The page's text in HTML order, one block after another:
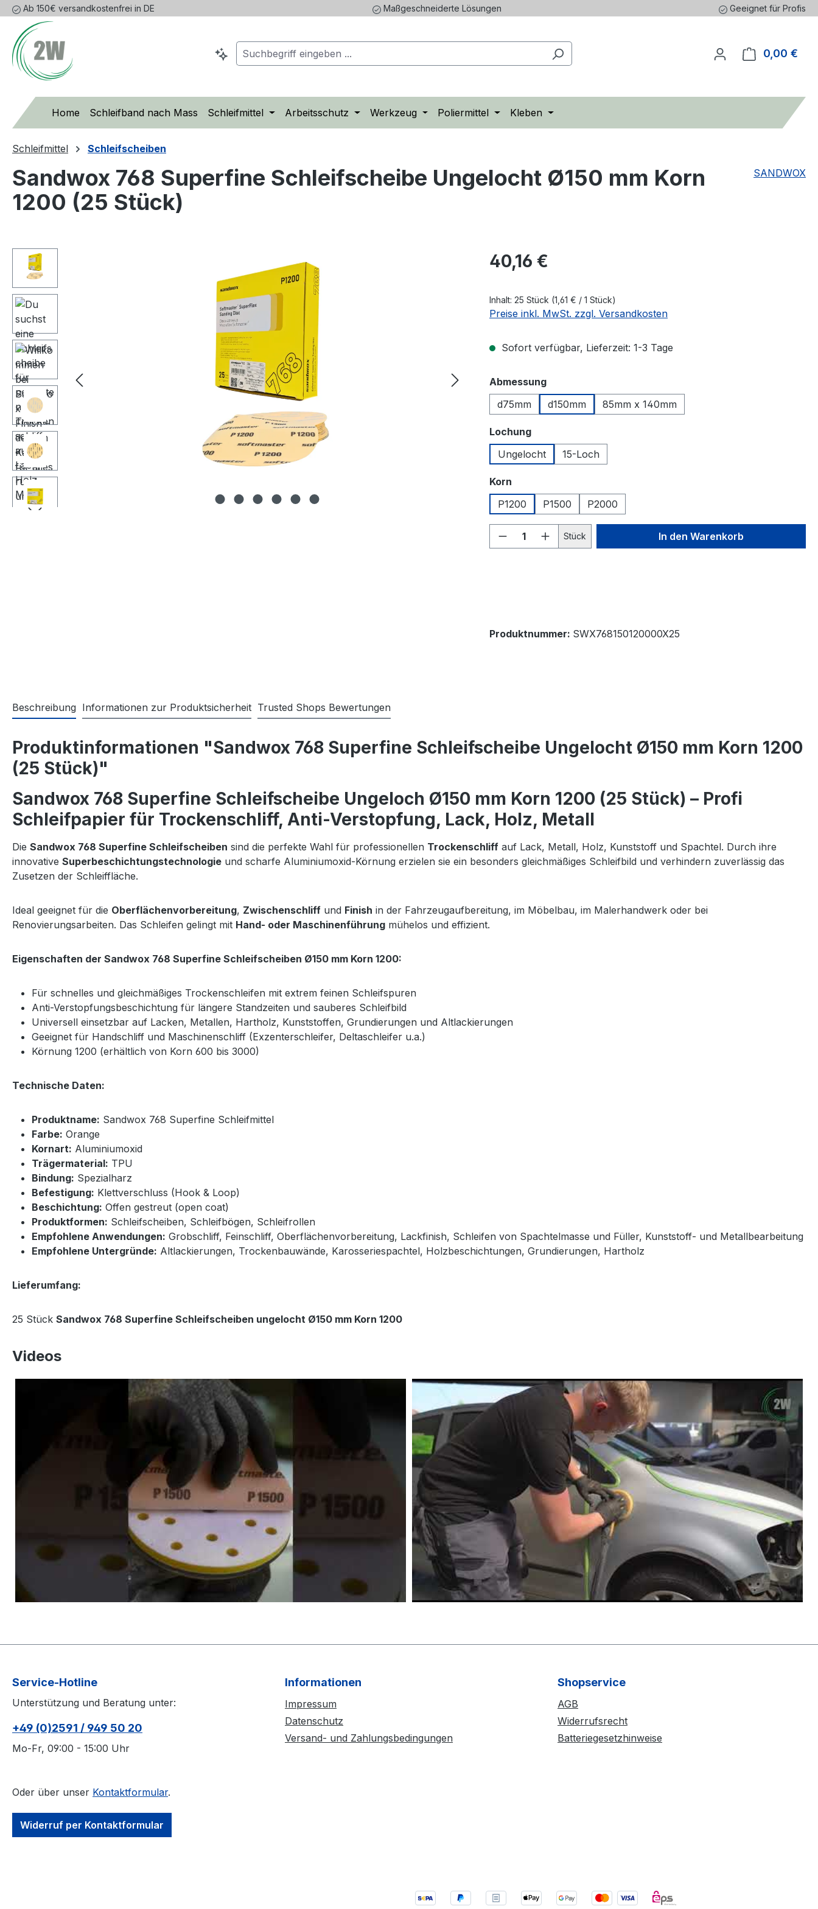
Hauptinhalt springen
Zur Suche springen
Zur Hauptnavigation springen
Ab 150€ versandkostenfrei in DE Maßgeschneiderte Lösungen Geeignet für Profis
0,00 €
Home Schleifband nach Mass Schleifmittel Arbeitsschutz Werkzeug Poliermittel Kleben
Schleifmittel Schleifscheiben
Sandwox 768 Superfine Schleifscheibe Ungelocht Ø150 mm Korn
1200 (25 Stück)
SANDWOX
Bildergalerie überspringen Regulärer Preis:
40,16 €
Inhalt: 25 Stück (1,61 € / 1 Stück)
Preise inkl. MwSt. zzgl. Versandkosten
Sofort verfügbar, Lieferzeit: 1-3 Tage
Abmessungauswählen
d75mm
d150mm 85mm x 140mm
Lochungauswählen
Ungelocht
15-Loch
Korn
P1200
P1500 P2000
Produkt Anzahl: Gib den gewünschten Wert
Stück In den Warenkorb
Produktnummer: SWX768150120000X25
Beschreibung Informationen zur Produktsicherheit Trusted Shops Bewertungen
Produktinformationen "Sandwox 768 Superfine Schleifscheibe Ungelocht Ø150 mm Korn 1200
(25 Stück)"
Sandwox 768 Superfine Schleifscheibe Ungeloch Ø150 mm Korn 1200 (25 Stück) – Profi
Schleifpapier für Trockenschliff, Anti-Verstopfung, Lack, Holz, Metall
Die Sandwox 768 Superfine Schleifscheiben sind die perfekte Wahl für professionellen Trockenschliff auf Lack, Metall, Holz, Kunststoff und Spachtel. Durch ihre
innovative Superbeschichtungstechnologie und scharfe Aluminiumoxid-Körnung erzielen sie ein besonders gleichmäßiges Schleifbild und verhindern zuverlässig das
Zusetzen der Schleiffläche.
Ideal geeignet für die Oberflächenvorbereitung, Zwischenschliff und Finish in der Fahrzeugaufbereitung, im Möbelbau, im Malerhandwerk oder bei
Renovierungsarbeiten. Das Schleifen gelingt mit Hand- oder Maschinenführung mühelos und effizient.
Eigenschaften der Sandwox 768 Superfine Schleifscheiben Ø150 mm Korn 1200:
Für schnelles und gleichmäßiges Trockenschleifen mit extrem feinen Schleifspuren
Anti-Verstopfungsbeschichtung für längere Standzeiten und sauberes Schleifbild
Universell einsetzbar auf Lacken, Metallen, Hartholz, Kunststoffen, Grundierungen und Altlackierungen
Geeignet für Handschliff und Maschinenschliff (Exzenterschleifer, Deltaschleifer u.a.)
Körnung 1200 (erhältlich von Korn 600 bis 3000)
Technische Daten:
Produktname: Sandwox 768 Superfine Schleifmittel
Farbe: Orange
Kornart: Aluminiumoxid
Trägermaterial: TPU
Bindung: Spezialharz
Befestigung: Klettverschluss (Hook & Loop)
Beschichtung: Offen gestreut (open coat)
Produktformen: Schleifscheiben, Schleifbögen, Schleifrollen
Empfohlene Anwendungen: Grobschliff, Feinschliff, Oberflächenvorbereitung, Lackfinish, Schleifen von Spachtelmasse und Füller, Kunststoff- und Metallbearbeitung
Empfohlene Untergründe: Altlackierungen, Trockenbauwände, Karosseriespachtel, Holzbeschichtungen, Grundierungen, Hartholz
Lieferumfang:
25 Stück Sandwox 768 Superfine Schleifscheiben ungelocht Ø150 mm Korn 1200
Videos
Service-Hotline
Unterstützung und Beratung unter:
+49 (0)2591 / 949 50 20
Mo-Fr, 09:00 - 15:00 Uhr
Oder über unser Kontaktformular.
Widerruf per Kontaktformular
Informationen
Impressum
Datenschutz
Versand- und Zahlungsbedingungen
Shopservice
AGB
Widerrufsrecht
Batteriegesetzhinweise